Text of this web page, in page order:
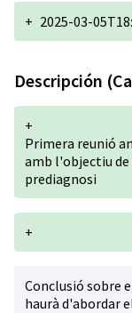
+ 2025-03-
Descripción
+
Primera reunió
amb l'objectiu
prediagnosi
+
Conclusió sobre
haurà d'abordar